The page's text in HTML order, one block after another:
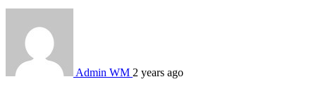
Admin WM 2 years ago